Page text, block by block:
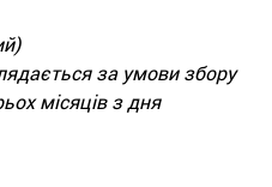
за умови збору
місяців з дня